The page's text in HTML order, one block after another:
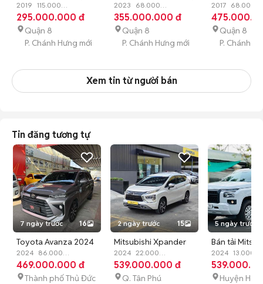
động 5 chỗ sản xuất
2019
2019 115.000
km Xăng Tự động
295.000.000 đ
Quận 8
P. Chánh Hưng mới
động 5 chỗ sản xuất
2023
2023
68.000
km Xăng Số sàn
355.000.000 đ
Quận 8
P. Chánh Hưng mới
2.5 cao cấp
2018
2017 68.000
km Xăng Tự
Quận 8
P. Chánh
Xem tin từ người bán
Tin đăng tương tự
7 ngày trước 16
Toyota Avanza 2024
AT 86.000 km xe đẹp
không lỗi
2024 86.000
km Xăng Số sàn
469.000.000 đ
Thành phố Thủ Đức
2 ngày trước 15
Mitsubishi Xpander
2024 1.5 Premium
2024 22.000
km Xăng Tự động
539.000.000 đ
Q. Tân Phú
5 ngày trước
Bán tải
Triton 2024
xe zin
2024 13.000
km Dầu Tự
Huyện Hóc